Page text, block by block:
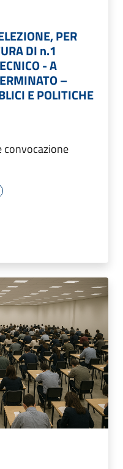
PER
DI n.1
- A
–
E POLITICHE
convocazione